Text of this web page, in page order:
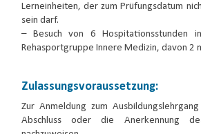
Lerneinheiten, der zum Prüfungsdatum
sein darf.
– Besuch von 6 Hospitationsstunden
Rehasportgruppe Innere Medizin, davon 2
Zulassungsvoraussetzung:
Zur Anmeldung zum
Abschluss oder die Anerkennung